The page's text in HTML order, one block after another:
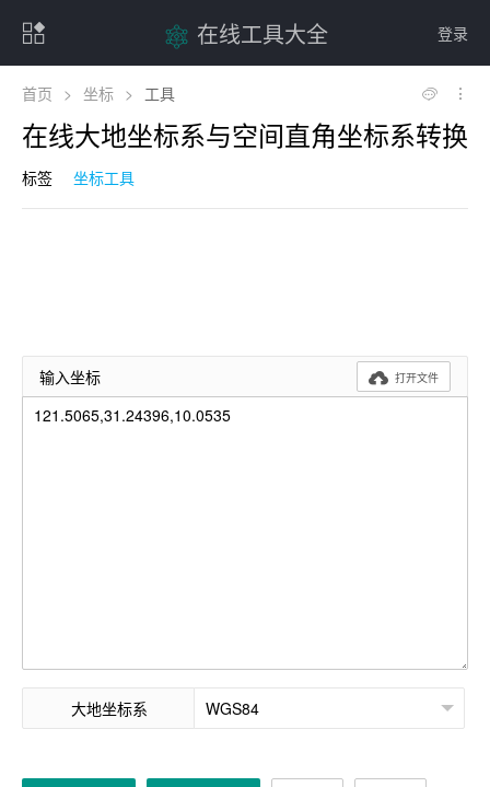
登录
在线工具大全
首页 > 坐标 > 工具
在线大地坐标系与空间直角坐标系转换
标签 坐标工具
输入坐标  打开文件
大地坐标系